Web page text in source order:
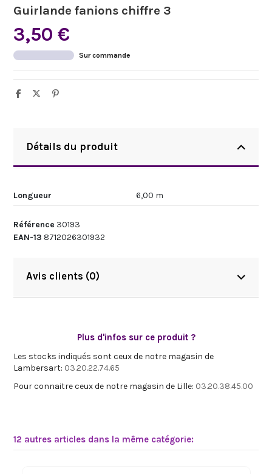
Guirlande fanions chiffre 3
3,50 €
Sur commande
Détails du produit
Longueur 6,00 m
Référence 30193
EAN-13 8712026301932
Avis clients (0)
Plus d'infos sur ce produit ?
Les stocks indiqués sont ceux de notre magasin de
Lambersart: 03.20.22.74.65
Pour connaitre ceux de notre magasin de Lille: 03.20.38.45.00
12 autres articles dans la même catégorie: